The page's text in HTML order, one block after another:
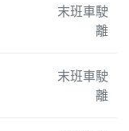
末班車駛
離
末班車駛
離